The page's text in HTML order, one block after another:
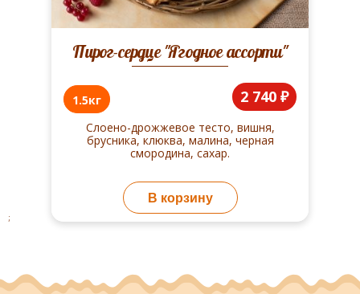
Пирог-сердце "Ягодное ассорти"
1.5кг 2 740 ₽
Слоено-дрожжевое тесто, вишня,
брусника, клюква, малина, черная
смородина, сахар.
В корзину
;